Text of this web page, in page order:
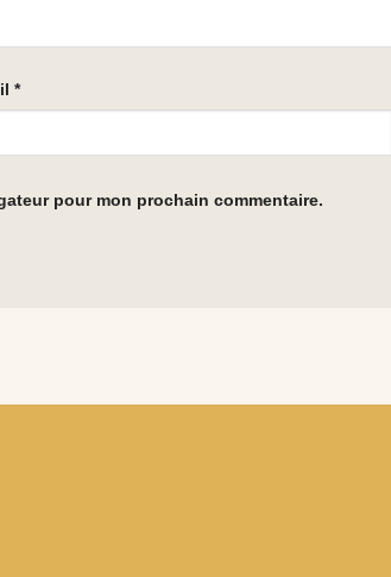
*
pour mon prochain commentaire.